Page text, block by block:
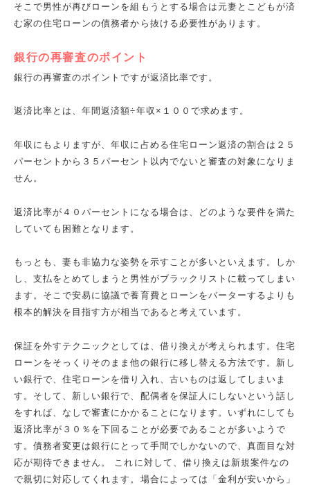
そこで男性が再びローンを組もうとする場合は元妻とこどもが済
む家の住宅ローンの債務者から抜ける必要性があります。
銀行の再審査のポイント
銀行の再審査のポイントですが返済比率です。
返済比率とは、年間返済額÷年収×１００で求めます。
年収にもよりますが、年収に占める住宅ローン返済の割合は２５
パーセントから３５パーセント以内でないと審査の対象になりま
せん。
返済比率が４０パーセントになる場合は、どのような要件を満た
していても困難となります。
もっとも、妻も非協力な姿勢を示すことが多いといえます。しか
し、支払をとめてしまうと男性がブラックリストに載ってしまい
ます。そこで安易に協議で養育費とローンをバーターするよりも
根本的解決を目指す方が相当であると考えています。
保証を外すテクニックとしては、借り換えが考えられます。住宅
ローンをそっくりそのまま他の銀行に移し替える方法です。新し
い銀行で、住宅ローンを借り入れ、古いものは返してしまいま
す。そして、新しい銀行で、配偶者を保証人にしないという話し
をすれば、なしで審査にかかることになります。いずれにしても
返済比率が３０％を下回ることが必要であることが多いようで
す。債務者変更は銀行にとって手間でしかないので、真面目な対
応が期待できません。 これに対して、借り換えは新規案件なの
で親切に対応してくれます。場合によっては「金利が安いから」